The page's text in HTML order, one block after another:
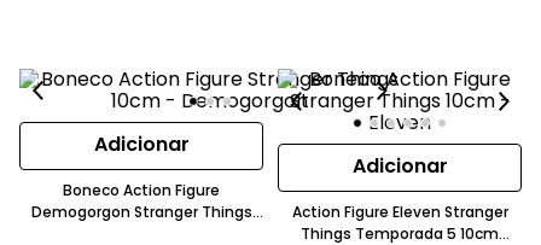
Adicionar
Boneco Action Figure
Demogorgon Stranger Things
Adicionar
Action Figure Eleven Stranger
Things Temporada 5 10cm